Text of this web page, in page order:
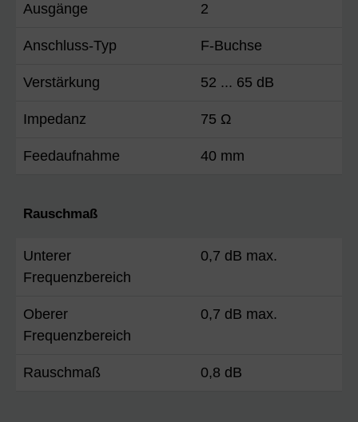
Ausgänge 2
Anschluss-Typ F-Buchse
Verstärkung 52 ... 65 dB
Impedanz 75 Ω
Feedaufnahme 40 mm
Rauschmaß
Unterer
Frequenzbereich
0,7 dB max.
Oberer
Frequenzbereich
0,7 dB max.
Rauschmaß 0,8 dB